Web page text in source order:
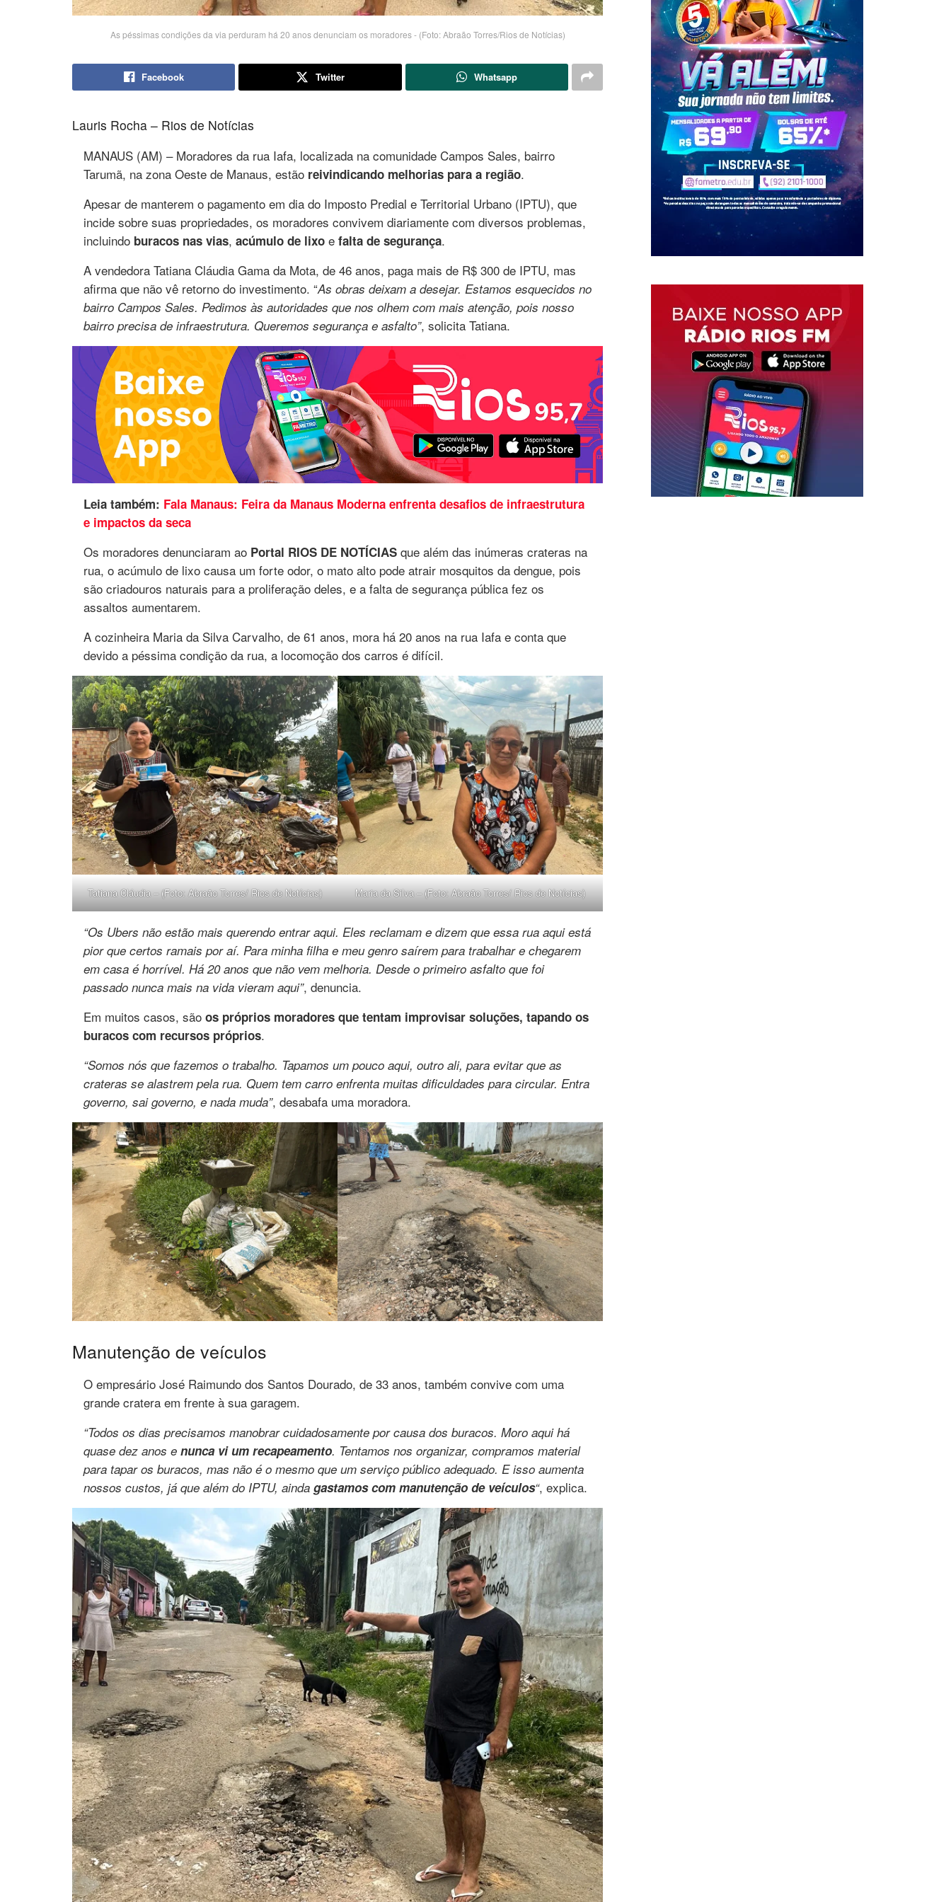
As péssimas condições da via perduram há 20 anos denunciam os moradores - (Foto: Abraão Torres/Rios de Notícias)
Facebook Twitter Whatsapp
Lauris Rocha – Rios de Notícias
MANAUS (AM) – Moradores da rua Iafa, localizada na comunidade Campos Sales, bairro
Tarumã, na zona Oeste de Manaus, estão reivindicando melhorias para a região.
Apesar de manterem o pagamento em dia do Imposto Predial e Territorial Urbano (IPTU), que
incide sobre suas propriedades, os moradores convivem diariamente com diversos problemas,
incluindo buracos nas vias, acúmulo de lixo e falta de segurança.
A vendedora Tatiana Cláudia Gama da Mota, de 46 anos, paga mais de R$ 300 de IPTU, mas
afirma que não vê retorno do investimento. “As obras deixam a desejar. Estamos esquecidos no
bairro Campos Sales. Pedimos às autoridades que nos olhem com mais atenção, pois nosso
bairro precisa de infraestrutura. Queremos segurança e asfalto”, solicita Tatiana.
Leia também: Fala Manaus: Feira da Manaus Moderna enfrenta desafios de infraestrutura
e impactos da seca
Os moradores denunciaram ao Portal RIOS DE NOTÍCIAS que além das inúmeras crateras na
rua, o acúmulo de lixo causa um forte odor, o mato alto pode atrair mosquitos da dengue, pois
são criadouros naturais para a proliferação deles, e a falta de segurança pública fez os
assaltos aumentarem.
A cozinheira Maria da Silva Carvalho, de 61 anos, mora há 20 anos na rua Iafa e conta que
devido a péssima condição da rua, a locomoção dos carros é difícil.
Tatiana Cláudia – (Foto: Abraão Torres/ Rios de Notícias) Maria da Silva – (Foto: Abraão Torres/ Rios de Notícias)
“Os Ubers não estão mais querendo entrar aqui. Eles reclamam e dizem que essa rua aqui está
pior que certos ramais por aí. Para minha filha e meu genro saírem para trabalhar e chegarem
em casa é horrível. Há 20 anos que não vem melhoria. Desde o primeiro asfalto que foi
passado nunca mais na vida vieram aqui”, denuncia.
Em muitos casos, são os próprios moradores que tentam improvisar soluções, tapando os
buracos com recursos próprios.
“Somos nós que fazemos o trabalho. Tapamos um pouco aqui, outro ali, para evitar que as
crateras se alastrem pela rua. Quem tem carro enfrenta muitas dificuldades para circular. Entra
governo, sai governo, e nada muda”, desabafa uma moradora.
Manutenção de veículos
O empresário José Raimundo dos Santos Dourado, de 33 anos, também convive com uma
grande cratera em frente à sua garagem.
“Todos os dias precisamos manobrar cuidadosamente por causa dos buracos. Moro aqui há
quase dez anos e nunca vi um recapeamento. Tentamos nos organizar, compramos material
para tapar os buracos, mas não é o mesmo que um serviço público adequado. E isso aumenta
nossos custos, já que além do IPTU, ainda gastamos com manutenção de veículos“, explica.